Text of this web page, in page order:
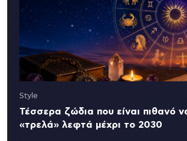
Style
Τέσσερα ζώδια που είναι πιθανό
«τρελά» λεφτά μέχρι το 2030